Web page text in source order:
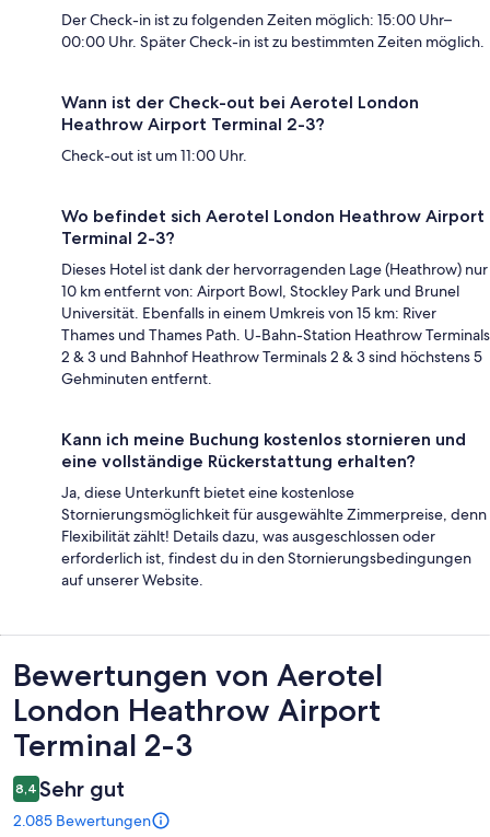
Der Check-in ist zu folgenden Zeiten möglich: 15:00 Uhr–
00:00 Uhr. Später Check-in ist zu bestimmten Zeiten möglich.
Wann ist der Check-out bei Aerotel London
Heathrow Airport Terminal 2-3?
Check-out ist um 11:00 Uhr.
Wo befindet sich Aerotel London Heathrow Airport
Terminal 2-3?
Dieses Hotel ist dank der hervorragenden Lage (Heathrow) nur
10 km entfernt von: Airport Bowl, Stockley Park und Brunel
Universität. Ebenfalls in einem Umkreis von 15 km: River
Thames und Thames Path. U-Bahn-Station Heathrow Terminals
2 & 3 und Bahnhof Heathrow Terminals 2 & 3 sind höchstens 5
Gehminuten entfernt.
Kann ich meine Buchung kostenlos stornieren und
eine vollständige Rückerstattung erhalten?
Ja, diese Unterkunft bietet eine kostenlose
Stornierungsmöglichkeit für ausgewählte Zimmerpreise, denn
Flexibilität zählt! Details dazu, was ausgeschlossen oder
erforderlich ist, findest du in den Stornierungsbedingungen
auf unserer Website.
Bewertungen
Bewertungen von Aerotel
London Heathrow Airport
Terminal 2-3
8,4 Sehr gut
2.085 Bewertungen